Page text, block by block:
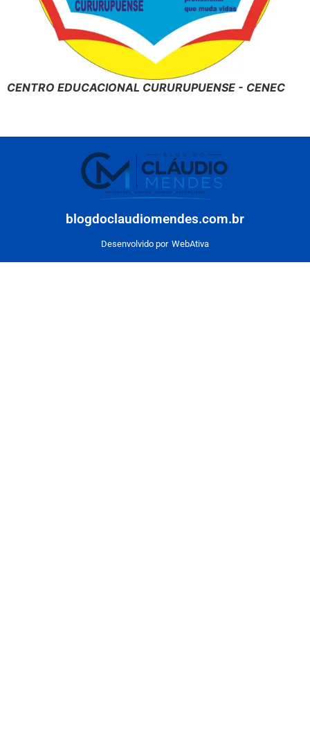
CENTRO EDUCACIONAL CURURUPUENSE - CENEC
blogdoclaudiomendes.com.br
Desenvolvido por WebAtiva